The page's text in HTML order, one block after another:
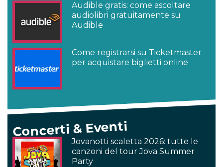
Audible gratis: come ascoltare
audiolibri gratuitamente su
Audible
Come registrarsi su Ticketmaster
per acquistare biglietti online
Concerti & Eventi
Jovanotti scaletta 2026: tutte le
canzoni del tour Jova Summer
Party